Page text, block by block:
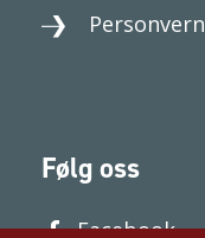
Følg oss
Facebook